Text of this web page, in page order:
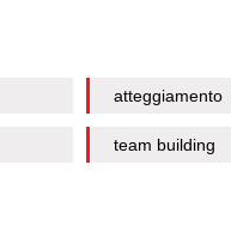
atteggiamento
team building